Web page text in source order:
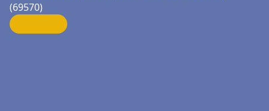
(69570)